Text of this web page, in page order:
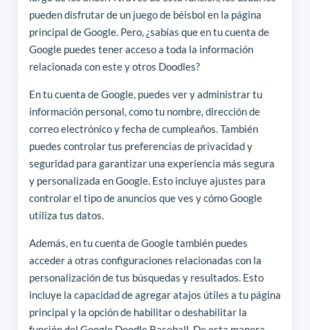
pueden disfrutar de un juego de béisbol en la página
principal de Google. Pero, ¿sabías que en tu cuenta de
Google puedes tener acceso a toda la información
relacionada con este y otros Doodles?
En tu cuenta de Google, puedes ver y administrar tu
información personal, como tu nombre, dirección de
correo electrónico y fecha de cumpleaños. También
puedes controlar tus preferencias de privacidad y
seguridad para garantizar una experiencia más segura
y personalizada en Google. Esto incluye ajustes para
controlar el tipo de anuncios que ves y cómo Google
utiliza tus datos.
Además, en tu cuenta de Google también puedes
acceder a otras configuraciones relacionadas con la
personalización de tus búsquedas y resultados. Esto
incluye la capacidad de agregar atajos útiles a tu página
principal y la opción de habilitar o deshabilitar la